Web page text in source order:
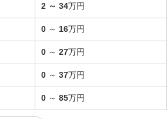
2 ～ 34万円
0 ～ 16万円
0 ～ 27万円
0 ～ 37万円
0 ～ 85万円